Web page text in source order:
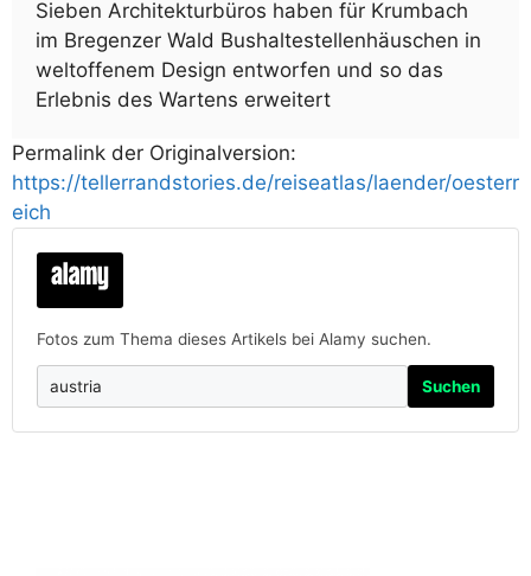
Sieben Architekturbüros haben für Krumbach
im Bregenzer Wald Bushaltestellenhäuschen in
weltoffenem Design entworfen und so das
Erlebnis des Wartens erweitert
Permalink der Originalversion:
https://tellerrandstories.de/reiseatlas/laender/oesterr
eich
Fotos zum Thema dieses Artikels bei Alamy suchen.
Suchen